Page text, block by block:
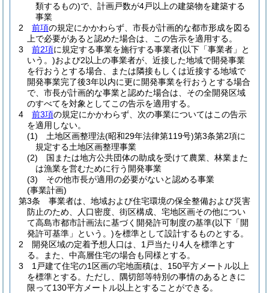
類するもの)で、計画戸数が4戸以上の建築物を建築する
事業
2
前項の規定にかかわらず、市長が計画的な都市形成を図る
上で必要があると認めた場合は、この告示を適用する。
3
前2項に規定する事業を施行する事業者(以下「事業者」と
いう。)および2以上の事業者が、近接した地域で開発事業
を行おうとする場合、または隣接もしくは近接する地域で
開発事業完了後3年以内に更に開発事業を行おうとする場合
で、市長が計画的な事業と認めた場合は、その全開発区域
のすべてを対象としてこの告示を適用する。
4
前3項の規定にかかわらず、次の事業についてはこの告示
を適用しない。
(1)
土地区画整理法(昭和29年法律第119号)第3条第2項に
規定する土地区画整理事業
(2)
国または地方公共団体の助成を受けて農業、林業また
は漁業を営むために行う開発事業
(3)
その他市長が適用の必要がないと認める事業
(事業計画)
第3条
事業者は、地域および住宅環境の保全整備および災害
防止のため、人口密度、街区構成、宅地区画その他につい
て高島市都市計画法に基づく開発許可制度の基準(以下「開
発許可基準」という。)を標準として設計するものとする。
2
開発区域の定着予想人口は、1戸当たり4人を標準とす
る。
また、中高層住宅の場合も同様とする。
3
1戸建て住宅の1区画の宅地面積は、150平方メートル以上
を標準とする。 ただし、隅切部等特別の事情のあるときに
限って130平方メートル以上とすることができる。